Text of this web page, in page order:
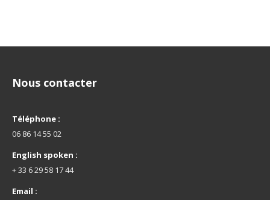
Nous contacter
Téléphone :
06 86 14 55 02
English spoken :
+ 33 6 29 58 17 44
Email :